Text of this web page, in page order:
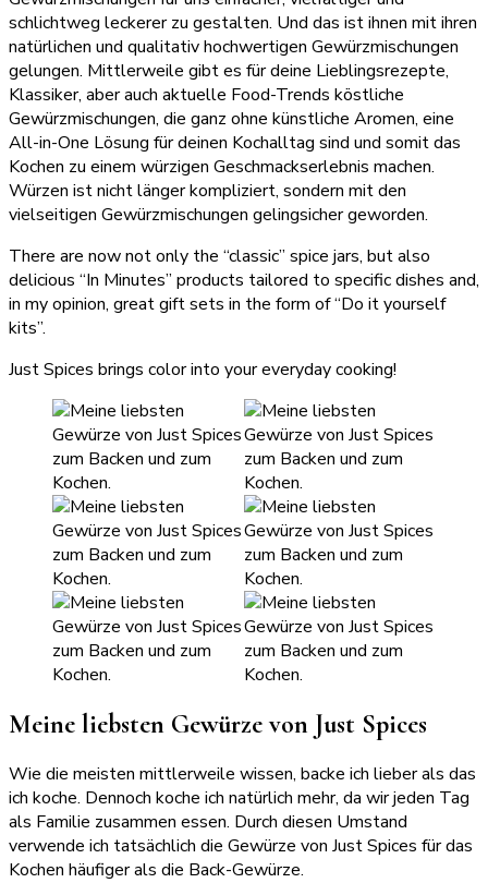
schlichtweg leckerer zu gestalten. Und das ist ihnen mit ihren
natürlichen und qualitativ hochwertigen Gewürzmischungen
gelungen. Mittlerweile gibt es für deine Lieblingsrezepte,
Klassiker, aber auch aktuelle Food-Trends köstliche
Gewürzmischungen, die ganz ohne künstliche Aromen, eine
All-in-One Lösung für deinen Kochalltag sind und somit das
Kochen zu einem würzigen Geschmackserlebnis machen.
Würzen ist nicht länger kompliziert, sondern mit den
vielseitigen Gewürzmischungen gelingsicher geworden.
There are now not only the “classic” spice jars, but also
delicious “In Minutes” products tailored to specific dishes and,
in my opinion, great gift sets in the form of “Do it yourself
kits”.
Just Spices brings color into your everyday cooking!
Meine liebsten Gewürze von Just Spices
Wie die meisten mittlerweile wissen, backe ich lieber als das
ich koche. Dennoch koche ich natürlich mehr, da wir jeden Tag
als Familie zusammen essen. Durch diesen Umstand
verwende ich tatsächlich die Gewürze von Just Spices für das
Kochen häufiger als die Back-Gewürze.